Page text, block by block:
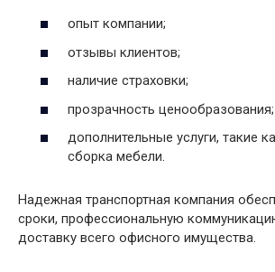
опыт компании;
отзывы клиентов;
наличие страховки;
прозрачность ценообразования;
дополнительные услуги, такие
сборка мебели.
Надежная транспортная компания
сроки, профессиональную
доставку всего офисного имущества.